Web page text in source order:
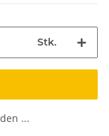
Stk.
...